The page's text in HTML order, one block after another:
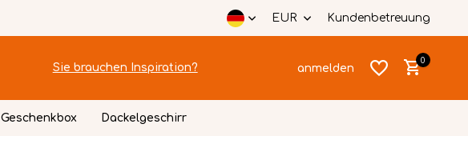
EUR Kundenbetreuung
Sie brauchen Inspiration? anmelden
0
Geschenkbox Dackelgeschirr